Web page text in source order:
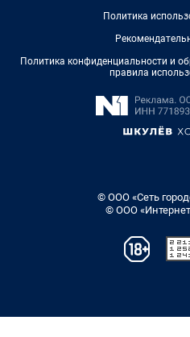
Политика
Политика конфиденциальности и
правила
© ООО «Сеть
© ООО